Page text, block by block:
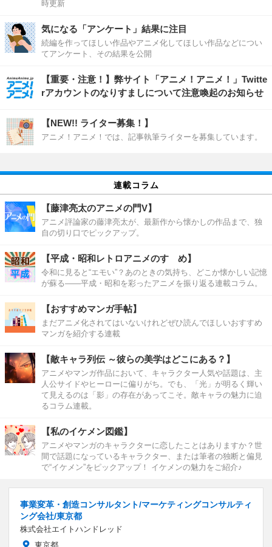
時更新
気になる「アンケート」結果に注目
続編を作ってほしい作品やアニメ化してほしい作品などについ
てアンケート、その結果を公開
【重要・注意！】弊サイト「アニメ！アニメ！」Twitte
rアカウントのなりすましについて注意喚起のお知らせ
【NEW!! ライター募集！】
アニメ！アニメ！では、記事執筆ライターを募集しています。
連載コラム
【藤津亮太のアニメの門V】
アニメ評論家の藤津亮太が、最新作から懐かしの作品まで、独
自の切り口でピックアップ。
【平成・昭和レトロアニメのすゝめ】
令和に見ると“エモい”？あのときの気持ち、どこか懐かしい記憶
が蘇る――平成・昭和を彩ったアニメを振り返る連載コラム。
【おすすめマンガ手帖】
まだアニメ化されてはいないけれどぜひ読んでほしいおすすめ
マンガを紹介する連載
【敵キャラ列伝 ～彼らの美学はどこにある？】
アニメやマンガ作品において、キャラクター人気や話題は、主
人公サイドやヒーローに偏りがち。でも、「光」が明るく輝い
て見えるのは「影」の存在があってこそ。敵キャラの魅力に迫
るコラム連載。
【私のイケメン図鑑】
アニメやマンガのキャラクターに恋したことはありますか？世
間で話題になっているキャラクター、または筆者の独断と偏見
で“イケメン”をピックアップ！ イケメンの魅力をご紹介♪
事業変革・創造コンサルタント/マーケティングコンサルティ
ング会社/東京都
株式会社エイトハンドレッド
東京都